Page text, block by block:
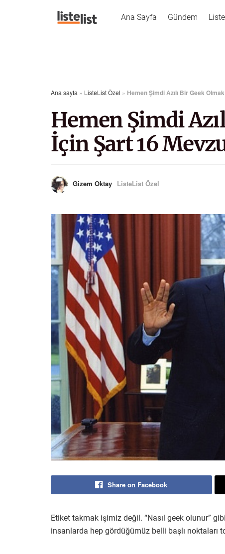
Ana Sayfa Gündem
Ana sayfa » ListeList Özel » Hemen Şimdi Azılı Bir Geek
Hemen Şimdi
İçin Şart 16
Gizem Oktay ListeList Özel
Share on Facebook
Etiket takmak işimiz değil. “Nasıl geek olunur”
insanlarda hep gördüğümüz belli başlı noktaları